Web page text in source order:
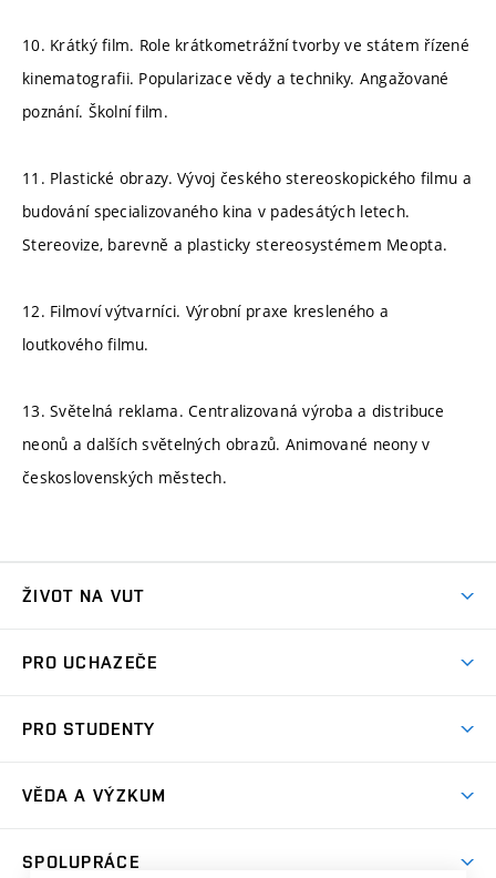
10. Krátký film. Role krátkometrážní tvorby ve státem řízené
kinematografii. Popularizace vědy a techniky. Angažované
poznání. Školní film.
11. Plastické obrazy. Vývoj českého stereoskopického filmu a
budování specializovaného kina v padesátých letech.
Stereovize, barevně a plasticky stereosystémem Meopta.
12. Filmoví výtvarníci. Výrobní praxe kresleného a
loutkového filmu.
13. Světelná reklama. Centralizovaná výroba a distribuce
neonů a dalších světelných obrazů. Animované neony v
československých městech.
ŽIVOT NA VUT
Koleje
Sport na VUT
PRO UCHAZEČE
Dny otevřených dveří
Celoživotní vzdělávání
PRO STUDENTY
Harmonogram akademického roku
Zpracování osobních údajů studentů
Sociální bezpečí
VĚDA A VÝZKUM
SPOLUPRÁCE